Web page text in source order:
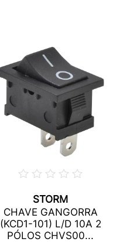
STORM
CHAVE GANGORRA
(KCD1-101) L/D 10A 2
PÓLOS CHVS00...